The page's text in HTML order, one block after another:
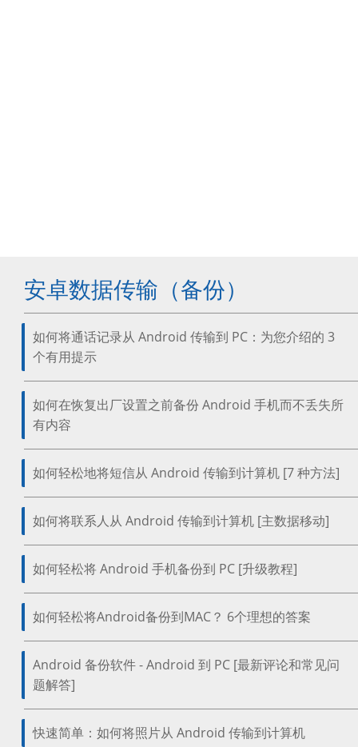
安卓数据传输（备份）
如何将通话记录从 Android 传输到 PC：为您介绍的 3
个有用提示
如何在恢复出厂设置之前备份 Android 手机而不丢失所
有内容
如何轻松地将短信从 Android 传输到计算机 [7 种方法]
如何将联系人从 Android 传输到计算机 [主数据移动]
如何轻松将 Android 手机备份到 PC [升级教程]
如何轻松将Android备份到MAC？ 6个理想的答案
Android 备份软件 - Android 到 PC [最新评论和常见问
题解答]
快速简单：如何将照片从 Android 传输到计算机